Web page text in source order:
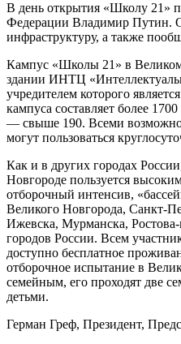
В день открытия «Школу 21»
Федерации Владимир Путин.
инфраструктуру, а также
Кампус «Школы 21» в
здании ИНТЦ
учредителем которого
кампуса составляет более
— свыше 190. Всеми
могут пользоваться
Как и в других городах
Новгороде пользуется
отборочный интенсив,
Великого Новгорода, Санкт-
Ижевска, Мурманска,
городов России. Всем
доступно бесплатное
отборочное испытание в
семейным, его проходят две
детьми.
Герман Греф, Президент,